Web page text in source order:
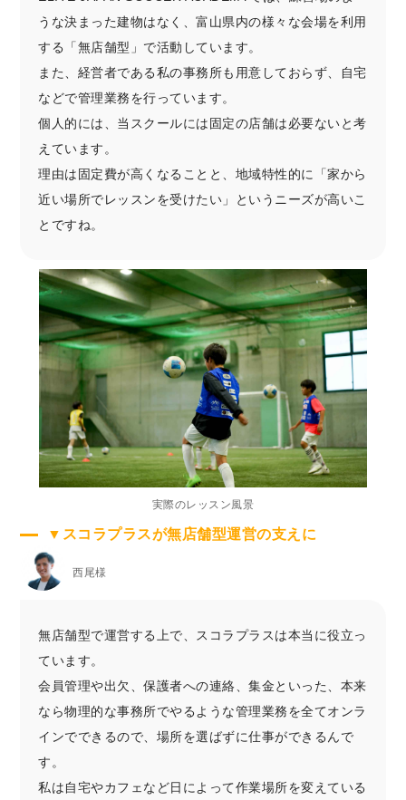
うな決まった建物はなく、富山県内の様々な会場を利用
する「無店舗型」で活動しています。
また、経営者である私の事務所も用意しておらず、自宅
などで管理業務を行っています。
個人的には、当スクールには固定の店舗は必要ないと考
えています。
理由は固定費が高くなることと、地域特性的に「家から
近い場所でレッスンを受けたい」というニーズが高いこ
とですね。
実際のレッスン風景
▼スコラプラスが無店舗型運営の支えに
西尾様
無店舗型で運営する上で、スコラプラスは本当に役立っ
ています。
会員管理や出欠、保護者への連絡、集金といった、本来
なら物理的な事務所でやるような管理業務を全てオンラ
インでできるので、場所を選ばずに仕事ができるんで
す。
私は自宅やカフェなど日によって作業場所を変えている